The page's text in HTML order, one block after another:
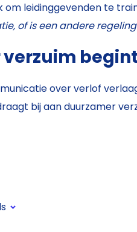
om leidinggevenden te
of is een andere
verzuim
over verlof
bij aan duurzamer